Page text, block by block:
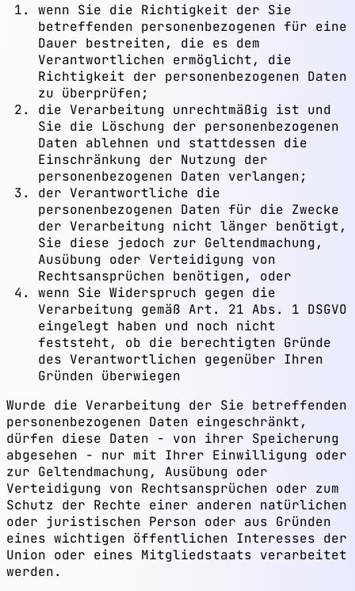
wenn Sie die Richtigkeit der Sie
betreffenden personenbezogenen für eine
Dauer bestreiten, die es dem
Verantwortlichen ermöglicht, die
Richtigkeit der personenbezogenen Daten
zu überprüfen;
die Verarbeitung unrechtmäßig ist und
Sie die Löschung der personenbezogenen
Daten ablehnen und stattdessen die
Einschränkung der Nutzung der
personenbezogenen Daten verlangen;
der Verantwortliche die
personenbezogenen Daten für die Zwecke
der Verarbeitung nicht länger benötigt,
Sie diese jedoch zur Geltendmachung,
Ausübung oder Verteidigung von
Rechtsansprüchen benötigen, oder
wenn Sie Widerspruch gegen die
Verarbeitung gemäß Art. 21 Abs. 1 DSGVO
eingelegt haben und noch nicht
feststeht, ob die berechtigten Gründe
des Verantwortlichen gegenüber Ihren
Gründen überwiegen
Wurde die Verarbeitung der Sie betreffenden
personenbezogenen Daten eingeschränkt,
dürfen diese Daten - von ihrer Speicherung
abgesehen - nur mit Ihrer Einwilligung oder
zur Geltendmachung, Ausübung oder
Verteidigung von Rechtsansprüchen oder zum
Schutz der Rechte einer anderen natürlichen
oder juristischen Person oder aus Gründen
eines wichtigen öffentlichen Interesses der
Union oder eines Mitgliedstaats verarbeitet
werden.